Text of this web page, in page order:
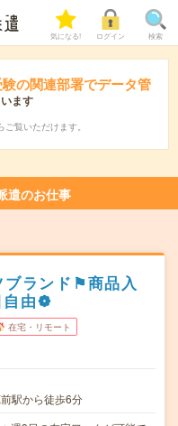
気になる! ログイン 検索
の関連部署でデータ管
ます
ご覧いただけます。
遣のお仕事
ブランド⚑商品入
自由❁
在宅・リモート
駅から徒歩6分